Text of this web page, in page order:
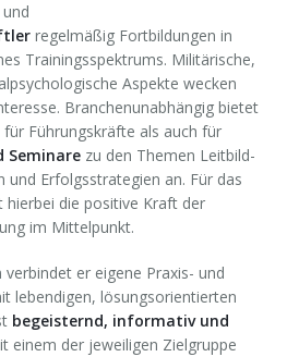
und
regelmäßig Fortbildungen in
Trainingsspektrums. Militärische,
Aspekte wecken
Branchenunabhängig bietet
Führungskräfte als auch für
Seminare zu den Themen Leitbild-
und Erfolgsstrategien an. Für das
hierbei die positive Kraft der
im Mittelpunkt.
er eigene Praxis- und
lebendigen, lösungsorientierten
begeisternd, informativ und
einem der jeweiligen Zielgruppe